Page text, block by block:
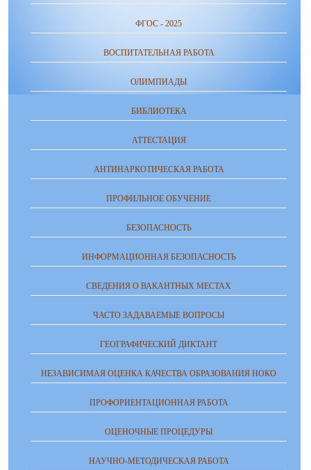
ФГОС - 2025
ВОСПИТАТЕЛЬНАЯ РАБОТА
ОЛИМПИАДЫ
БИБЛИОТЕКА
АТТЕСТАЦИЯ
АНТИНАРКОТИЧЕСКАЯ РАБОТА
ПРОФИЛЬНОЕ ОБУЧЕНИЕ
БЕЗОПАСНОСТЬ
ИНФОРМАЦИОННАЯ БЕЗОПАСНОСТЬ
СВЕДЕНИЯ О ВАКАНТНЫХ МЕСТАХ
ЧАСТО ЗАДАВАЕМЫЕ ВОПРОСЫ
ГЕОГРАФИЧЕСКИЙ ДИКТАНТ
НЕЗАВИСИМАЯ ОЦЕНКА КАЧЕСТВА ОБРАЗОВАНИЯ НОКО
ПРОФОРИЕНТАЦИОННАЯ РАБОТА
ОЦЕНОЧНЫЕ ПРОЦЕДУРЫ
НАУЧНО-МЕТОДИЧЕСКАЯ РАБОТА